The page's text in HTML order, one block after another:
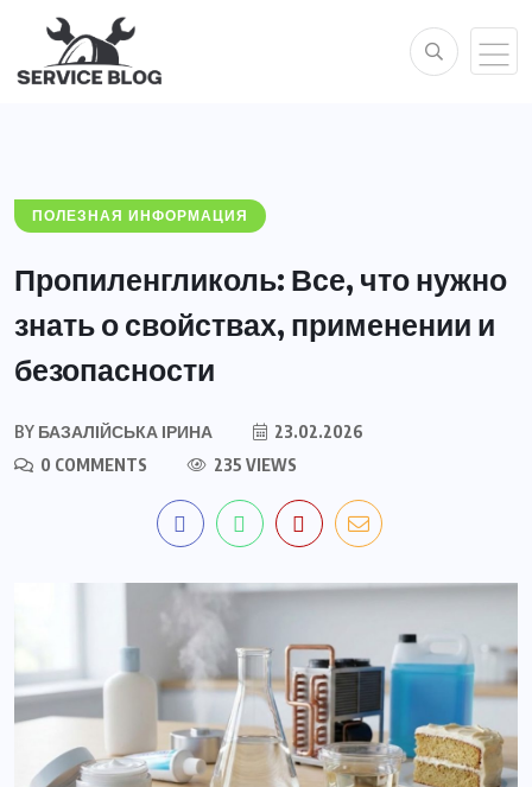
ПОЛЕЗНАЯ ИНФОРМАЦИЯ
Пропиленгликоль: Все, что нужно
знать о свойствах, применении и
безопасности
BY БАЗАЛІЙСЬКА ІРИНА
23.02.2026
0 COMMENTS
235 VIEWS